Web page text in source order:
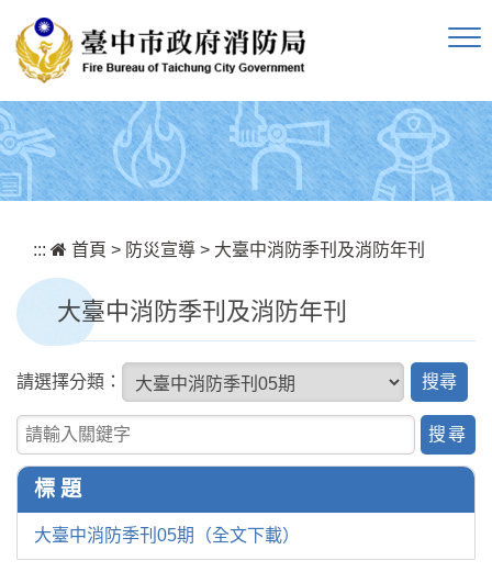
::: 首頁 > 防災宣導 > 大臺中消防季刊及消防年刊
大臺中消防季刊及消防年刊
請選擇分類：
關鍵字查詢
標 題
大臺中消防季刊05期（全文下載）